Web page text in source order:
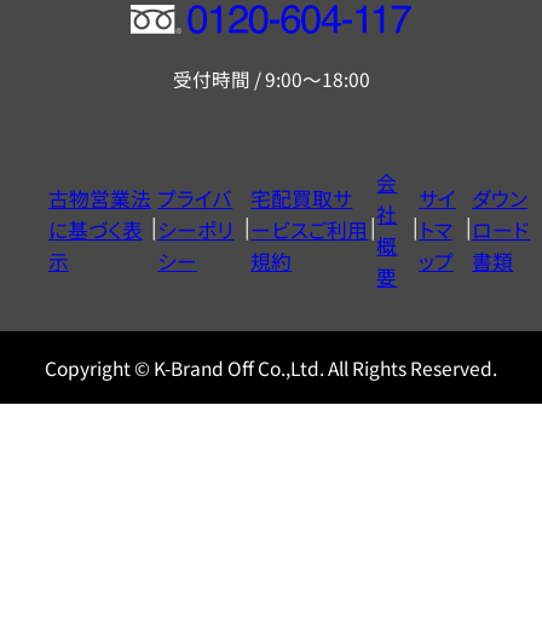
フ
ー
ヤ
ル
0120604117
受付時間 / 9:00～18:00
古物営業法
に基づく表
示
プライバ
シーポリ
シー
宅配買取サ
ービスご利用
規約
会
社
概
要
サイ
トマ
ップ
ダウン
ロード
書類
Copyright © K-Brand Off Co.,Ltd. All Rights Reserved.